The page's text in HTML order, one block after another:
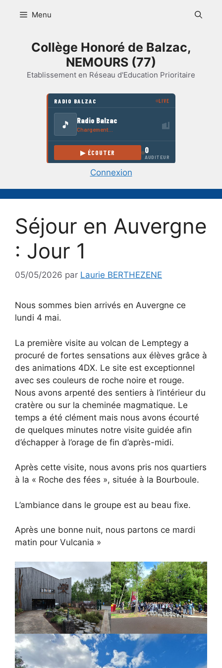
Menu
Collège Honoré de Balzac,
NEMOURS (77)
Etablissement en Réseau d'Education Prioritaire
Connexion
Séjour en Auvergne
: Jour 1
05/05/2026 par Laurie BERTHEZENE
Nous sommes bien arrivés en Auvergne ce
lundi 4 mai.
La première visite au volcan de Lemptegy a
procuré de fortes sensations aux élèves grâce à
des animations 4DX. Le site est exceptionnel
avec ses couleurs de roche noire et rouge.
Nous avons arpenté des sentiers à l’intérieur du
cratère ou sur la cheminée magmatique. Le
temps a été clément mais nous avons écourté
de quelques minutes notre visite guidée afin
d’échapper à l’orage de fin d’après-midi.
Après cette visite, nous avons pris nos quartiers
à la « Roche des fées », située à la Bourboule.
L’ambiance dans le groupe est au beau fixe.
Après une bonne nuit, nous partons ce mardi
matin pour Vulcania »